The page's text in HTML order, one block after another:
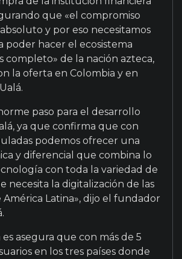
que «el compromiso
y por eso necesitamos
poder hacer el ecosistema
completo» de la nación azteca,
la oferta en Colombia y en
paso para el desarrollo
ya que confirma que con
podemos ofrecer una
y diferencial que combina lo
con toda la variedad de
necesita la digitalización de las
América Latina», dijo el fundador
asegura que con más de 5
en los tres países donde